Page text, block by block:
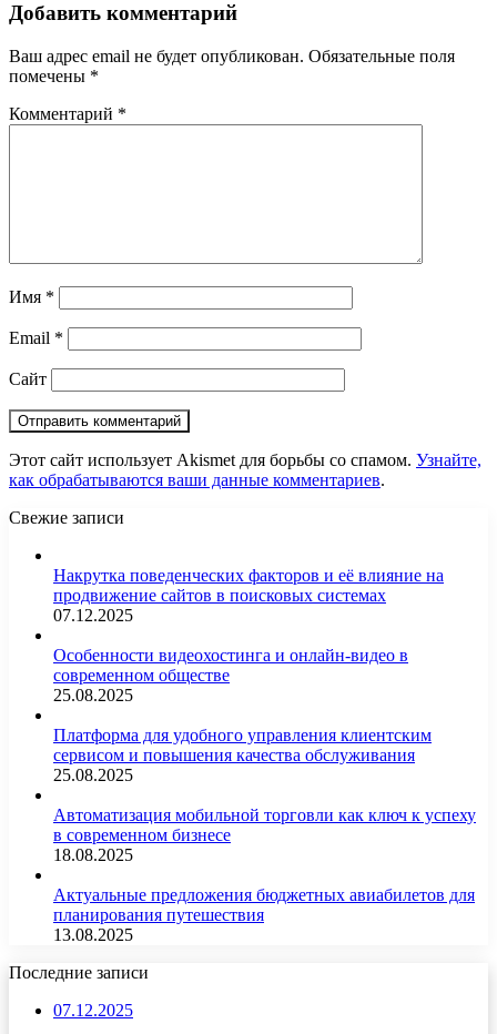
Добавить комментарий
Ваш адрес email не будет опубликован. Обязательные поля
помечены *
Комментарий *
Имя *
Email *
Сайт
Этот сайт использует Akismet для борьбы со спамом. Узнайте,
как обрабатываются ваши данные комментариев.
Свежие записи
Накрутка поведенческих факторов и её влияние на
продвижение сайтов в поисковых системах
07.12.2025
Особенности видеохостинга и онлайн-видео в
современном обществе
25.08.2025
Платформа для удобного управления клиентским
сервисом и повышения качества обслуживания
25.08.2025
Автоматизация мобильной торговли как ключ к успеху
в современном бизнесе
18.08.2025
Актуальные предложения бюджетных авиабилетов для
планирования путешествия
13.08.2025
Последние записи
07.12.2025